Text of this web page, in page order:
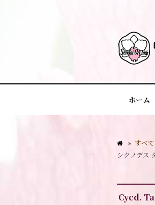
ホーム
» すべ
シクノデス
Cycd.